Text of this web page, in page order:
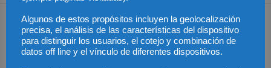
Artículo anterior
Los bufetes de abogados
alertan: millones de
Artículo siguiente
¿Por qué tenemos tasas
tan altas de absentismo
Algunos de estos propósitos incluyen la geolocalización
precisa, el análisis de las características del dispositivo
para distinguir los usuarios, el cotejo y combinación de
datos off line y el vínculo de diferentes dispositivos.